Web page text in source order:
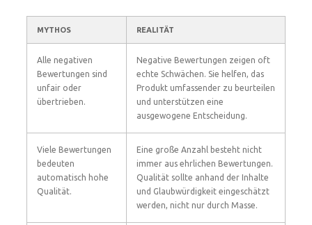
MYTHOS REALITÄT
Alle negativen
Bewertungen sind
unfair oder
übertrieben.
Negative Bewertungen zeigen oft
echte Schwächen. Sie helfen, das
Produkt umfassender zu beurteilen
und unterstützen eine
ausgewogene Entscheidung.
Viele Bewertungen
bedeuten
automatisch hohe
Qualität.
Eine große Anzahl besteht nicht
immer aus ehrlichen Bewertungen.
Qualität sollte anhand der Inhalte
und Glaubwürdigkeit eingeschätzt
werden, nicht nur durch Masse.